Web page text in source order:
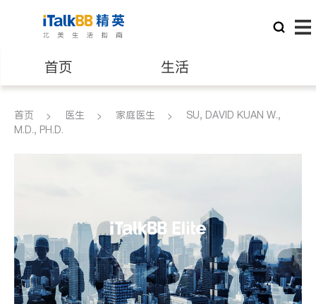
首页 生活
医生 律师
养老 非盈利组织
首页 医生 家庭医生
SU, DAVID KUAN W.,
M.D., PH.D.